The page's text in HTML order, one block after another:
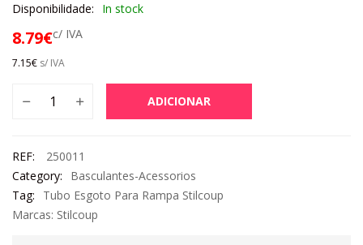
Disponibilidade: In stock
8.79€c/ IVA
7.15€ s/ IVA
ADICIONAR
REF:
250011
Category:
Basculantes-Acessorios
Tag:
Tubo Esgoto Para Rampa Stilcoup
Marcas: Stilcoup